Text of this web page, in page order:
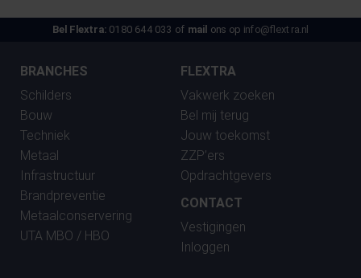
Bel Flextra: 0180 644 033 of mail ons op info@flextra.nl
BRANCHES
Schilders
Bouw
Techniek
Metaal
Infrastructuur
Brandpreventie
Metaalconservering
UTA MBO / HBO
FLEXTRA
Vakwerk zoeken
Bel mij terug
Jouw toekomst
ZZP’ers
Opdrachtgevers
CONTACT
Vestigingen
Inloggen